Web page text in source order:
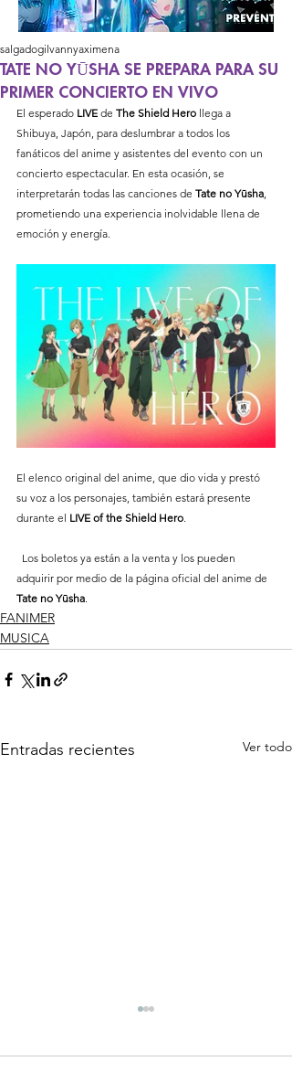
TATE NO YŪSHA SE PREPARA PARA SU
PRIMER CONCIERTO EN VIVO
salgadogilvannyaximena
El esperado LIVE de The Shield Hero llega a
Shibuya, Japón, para deslumbrar a todos los
fanáticos del anime y asistentes del evento con un
concierto espectacular. En esta ocasión, se
interpretarán todas las canciones de Tate no Yūsha
prometiendo una experiencia inolvidable llena de
emoción y energía.
El elenco original del anime, que dio vida y prestó
su voz a los personajes, también estará presente
durante el LIVE of the Shield Hero
adquirir por medio de la página oficial del anime de
Tate no Yūsha
FANIMER
MUSICA
Entradas recientes Ver todo